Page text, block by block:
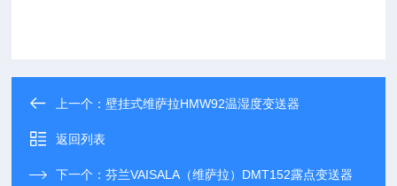
上一个：壁挂式维萨拉HMW92温湿度变送器
返回列表
下一个：芬兰VAISALA（维萨拉）DMT152露点变送器